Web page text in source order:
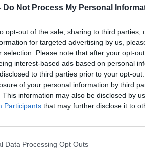
Do Not Process My Personal
opt-out of the sale, sharing to third
for targeted advertising by us,
selection. Please note that after your opt-
interest-based ads based on personal
to third parties prior to your opt-
of your personal information by third
This information may also be disclosed by
Participants that may further disclose it to
Data Processing Opt Outs
Επεμβατική
ένας στους οκτώ
, καθιστώντας τη θεραπεία